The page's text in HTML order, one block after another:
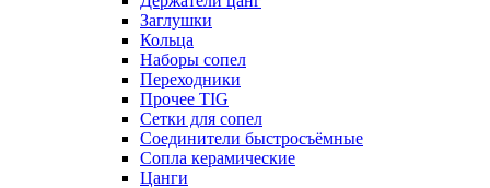
Заглушки
Кольца
Наборы сопел
Переходники
Прочее TIG
Сетки для сопел
Соединители быстросъёмные
Сопла керамические
Цанги